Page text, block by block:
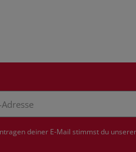
deiner E-Mail stimmst du